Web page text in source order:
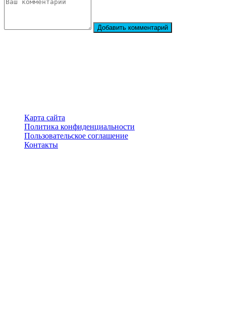
Добавить комментарий
Карта сайта
Политика конфиденциальности
Пользовательское соглашение
Контакты